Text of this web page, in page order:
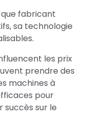
que fabricant
sa technologie
les prix
prendre des
machines à
pour
succès sur le